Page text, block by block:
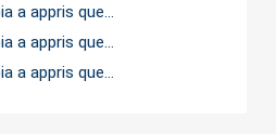
a appris que…
a appris que…
a appris que…